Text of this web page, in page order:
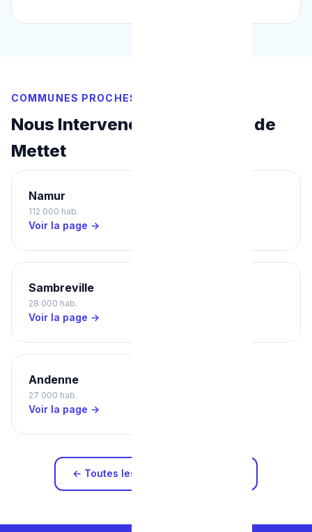
COMMUNES PROCHES
Nous Intervenons Aussi Près de
Mettet
Namur
112 000 hab.
Voir la page →
Sambreville
28 000 hab.
Voir la page →
Andenne
27 000 hab.
Voir la page →
← Toutes les zones d'intervention